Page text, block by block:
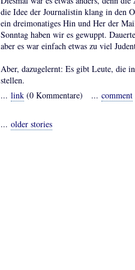
die Idee der Journalistin klang in den
ein dreimonatiges Hin und Her der
Sonntag haben wir es gewuppt.
aber es war einfach etwas zu viel
Aber, dazugelernt: Es gibt Leute, die
stellen.
... link (0 Kommentare) ... comment
... older stories